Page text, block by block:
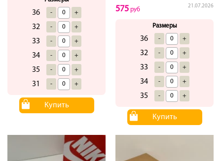
36 - +
32 - +
33 - +
34 - +
35 - +
31 - +
Купить
21.07.2026
575 руб
Размеры
36 - +
32 - +
33 - +
34 - +
35 - +
Купить